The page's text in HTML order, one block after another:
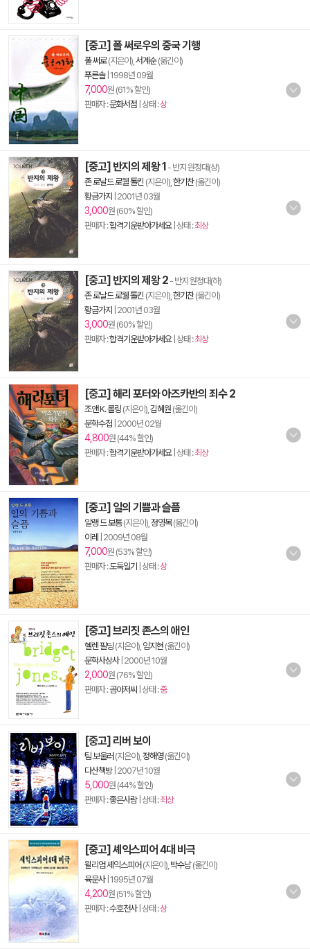
[중고] 폴 써로우의 중국 기행
폴 써로(지은이), 서계순(옮긴이)
푸른솔| 1998년 09월
7,000원 (61% 할인)
판매자 :문화서점 | 상태 :상
[중고] 반지의 제왕 1 - 반지 원정대(상)
존 로날드 로웰 톨킨 (지은이), 한기찬(옮긴이)
황금가지
2001년 03월
3,000원 (60% 할인)
판매자 :합격기운받아가세요| 상태 :최상
[중고] 반지의 제왕 2 - 반지 원정대(하)
존 로날드 로웰 톨킨 (지은이), 한기찬(옮긴이)
황금가지
2001년 03월
3,000원 (60% 할인)
판매자 :합격기운받아가세요| 상태 :최상
[중고] 해리 포터와 아즈카반의 죄수 2
조앤 K. 롤링 (지은이), 김혜원 (옮긴이)
문학수첩 2000년 02월
4,800원 (44% 할인)
판매자 :합격기운받아가세요| 상태 :최상
[중고] 일의 기쁨과 슬픔
알랭 드 보통(지은이), 정영목(옮긴이)
이레
2009년 08월
7,000원 (53% 할인)
판매자 :도둑일기 | 상태 :상
[중고] 브리짓 존스의 애인
헬렌 필딩 (지은이), 임지현 (옮긴이)
문학사상사| 2000년 10월
2,000원 (76% 할인)
판매자 :곰아저씨 | 상태 :중
[중고] 리버 보이
팀 보울러 (지은이), 정해영(옮긴이)
다산책방| 2007년 10월
5,000원 (44% 할인)
판매자 :좋은사람| 상태 :최상
[중고] 셰익스피어 4대 비극
윌리엄 셰익스피어 (지은이), 박수남(옮긴이)
육문사| 1995년 07월
4,200원 (51% 할인)
판매자 :수호천사| 상태 :상